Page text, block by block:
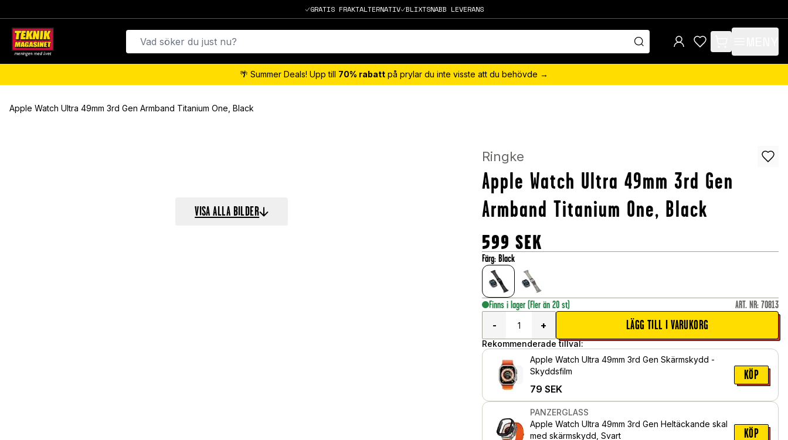
GRATIS FRAKTALTERNATIV BLIXTSNABB LEVERANS
items in cart, view
🌴 Summer Deals! Upp till 70% rabatt på prylar du inte visste att du behövde →
Apple Watch Ultra 49mm 3rd Gen Armband Titanium One, Black
VISA ALLA BILDER
Ringke
Apple Watch Ultra 49mm 3rd Gen
Armband Titanium One, Black
599 SEK
Färg: Black
Finns i lager (Fler än 20 st) ART. NR: 70813
-
+ LÄGG TILL I VARUKORG
Rekommenderade tillval:
Apple Watch Ultra 49mm 3rd Gen Skärmskydd -
Skyddsfilm
79 SEK
KÖP
PANZERGLASS
Apple Watch Ultra 49mm 3rd Gen Heltäckande skal
med skärmskydd, Svart
KÖP